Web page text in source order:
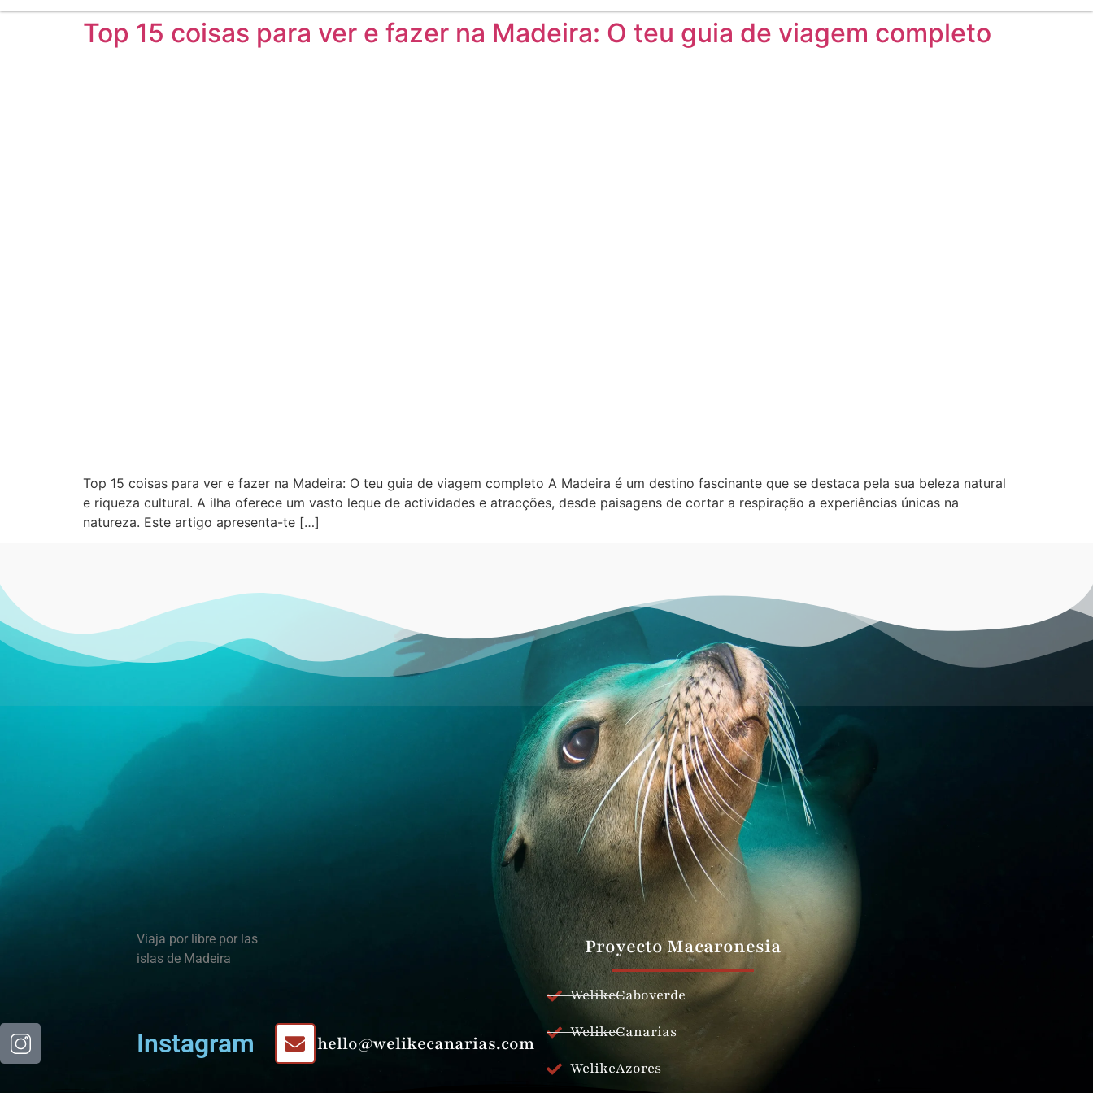
Top 15 coisas para ver e fazer na Madeira: O teu guia de viagem completo
Top 15 coisas para ver e fazer na Madeira: O teu guia de viagem completo A Madeira é um destino fascinante que se destaca pela sua beleza natural
e riqueza cultural. A ilha oferece um vasto leque de actividades e atracções, desde paisagens de cortar a respiração a experiências únicas na
natureza. Este artigo apresenta-te […]
Viaja por libre por las
islas de Madeira
Instagram hello@welikecanarias.com
Proyecto Macaronesia
WelikeCaboverde
WelikeCanarias
WelikeAzores